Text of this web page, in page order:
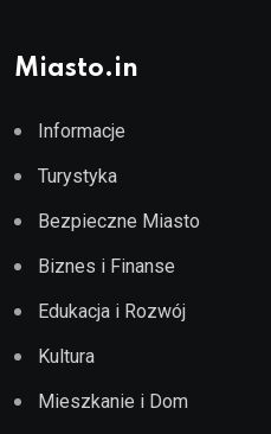
Miasto.in
Informacje
Turystyka
Bezpieczne Miasto
Biznes i Finanse
Edukacja i Rozwój
Kultura
Mieszkanie i Dom